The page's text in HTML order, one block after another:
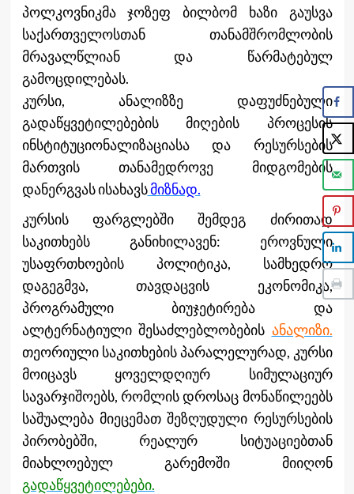
პოლკოვნიკმა ჯოზეფ ბილბომ ხაზი გაუსვა
საქართველოსთან თანამშრომლობის
მრავალწლიან და წარმატებულ
გამოცდილებას.
კურსი, ანალიზზე დაფუძნებული
გადაწყვეტილებების მიღების პროცესის
ინსტიტუციონალიზაციასა და რესურსების
მართვის თანამედროვე მიდგომების
დანერგვას ისახავსმიზნად.
კურსის ფარგლებში შემდეგ ძირითად
საკითხებს განიხილავენ: ეროვნული
უსაფრთხოების პოლიტიკა, სამხედრო
დაგეგმვა, თავდაცვის ეკონომიკა,
პროგრამული ბიუჯეტირება და
ალტერნატიული შესაძლებლობების ანალიზი.
თეორიული საკითხების პარალელურად, კურსი
მოიცავს ყოველდღიურ სიმულაციურ
სავარჯიშოებს, რომლის დროსაც მონაწილეებს
საშუალება მიეცემათ შეზღუდული რესურსების
პირობებში, რეალურ სიტუაციებთან
მიახლოებულ გარემოში მიიღონ
გადაწყვეტილებები.